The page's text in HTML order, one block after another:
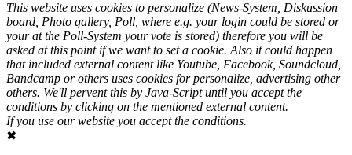
This website uses cookies to personalize (News-System, Diskussion
board, Photo gallery, Poll, where e.g. your login could be stored or
your at the Poll-System your vote is stored) therefore you will be
asked at this point if we want to set a cookie. Also it could happen
that included external content like Youtube, Facebook, Soundcloud,
Bandcamp or others uses cookies for personalize, advertising other
others. We'll pervent this by Java-Script until you accept the
conditions by clicking on the mentioned external content.
If you use our website you accept the conditions.
✖